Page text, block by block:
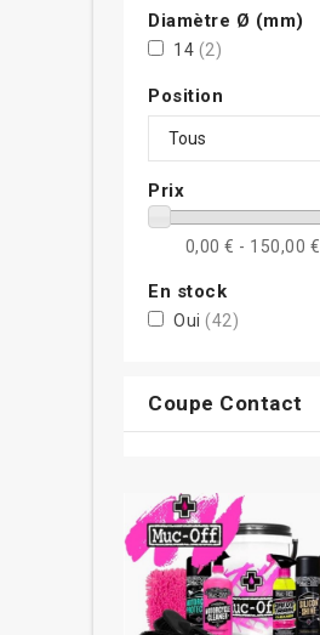
Diamètre Ø (mm)
14 (2)
Position
Prix
0,00 € - 150,00 €
En stock
Oui (42)
Coupe Contact